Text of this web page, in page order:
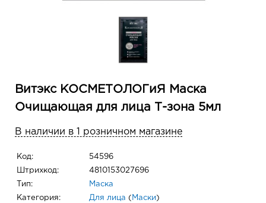
Витэкс КОСМЕТОЛОГиЯ Маска
Очищающая для лица Т-зона 5мл
В наличии в 1 розничном магазине
Код: 54596
Штрихкод: 4810153027696
Тип: Маска
Категория: Для лица ( Маски )